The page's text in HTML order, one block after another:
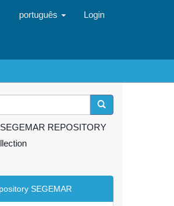
português Login
REPOSITORY
SEGEMAR